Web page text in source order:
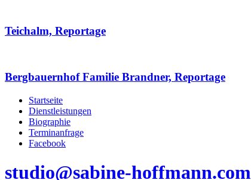
Teichalm, Reportage
Bergbauernhof Familie Brandner, Reportage
Startseite
Dienstleistungen
Biographie
Terminanfrage
Facebook
studio@sabine-hoffmann.com